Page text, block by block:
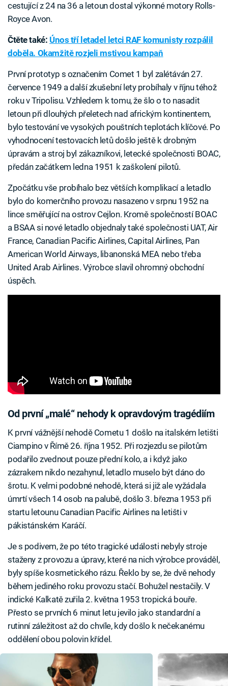
cestující z 24 na 36 a letoun dostal výkonné motory Rolls-
Royce Avon.
Čtěte také: Únos tří letadel letci RAF komunisty rozpálil
doběla. Okamžitě rozjeli mstivou kampaň
První prototyp s označením Comet 1 byl zalétáván 27.
července 1949 a další zkušební lety probíhaly v říjnu téhož
roku v Tripolisu. Vzhledem k tomu, že šlo o to nasadit
letoun při dlouhých přeletech nad africkým kontinentem,
bylo testování ve vysokých pouštních teplotách klíčové. Po
vyhodnocení testovacích letů došlo ještě k drobným
úpravám a stroj byl zákazníkovi, letecké společnosti BOAC,
předán začátkem ledna 1951 k zaškolení pilotů.
Zpočátku vše probíhalo bez větších komplikací a letadlo
bylo do komerčního provozu nasazeno v srpnu 1952 na
lince směřující na ostrov Cejlon. Kromě společností BOAC
a BSAA si nové letadlo objednaly také společnosti UAT, Air
France, Canadian Pacific Airlines, Capital Airlines, Pan
American World Airways, libanonská MEA nebo třeba
United Arab Airlines. Výrobce slavil ohromný obchodní
úspěch.
Od první „malé“ nehody k opravdovým tragédiím
K první vážnější nehodě Cometu 1 došlo na italském letišti
Ciampino v Římě 26. října 1952. Při rozjezdu se pilotům
podařilo zvednout pouze přední kolo, a i když jako
zázrakem nikdo nezahynul, letadlo muselo být dáno do
šrotu. K velmi podobné nehodě, která si již ale vyžádala
úmrtí všech 14 osob na palubě, došlo 3. března 1953 při
startu letounu Canadian Pacific Airlines na letišti v
pákistánském Karáčí.
Je s podivem, že po této tragické události nebyly stroje
staženy z provozu a úpravy, které na nich výrobce prováděl,
byly spíše kosmetického rázu. Řeklo by se, že dvě nehody
během jediného roku provozu stačí. Bohužel nestačily. V
indické Kalkatě zuřila 2. května 1953 tropická bouře.
Přesto se prvních 6 minut letu jevilo jako standardní a
rutinní záležitost až do chvíle, kdy došlo k nečekanému
oddělení obou polovin křídel.